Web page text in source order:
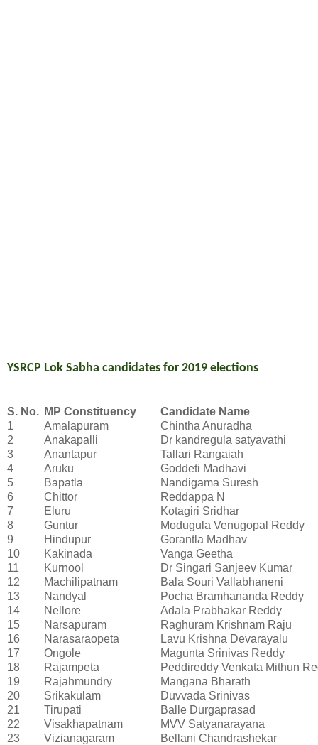
YSRCP Lok Sabha candidates for 2019 elections
S. No. MP Constituency
Candidate Name
1
Amalapuram
Chintha Anuradha
2
Anakapalli
Dr kandregula satyavathi
3
Anantapur
Tallari Rangaiah
4
Aruku
Goddeti Madhavi
5
Bapatla
Nandigama Suresh
6
Chittor
Reddappa N
7
Eluru
Kotagiri Sridhar
8
Guntur
Modugula Venugopal Reddy
9
Hindupur
Gorantla Madhav
10
Kakinada
Vanga Geetha
11
Kurnool
Dr Singari Sanjeev Kumar
12
Machilipatnam
Bala Souri Vallabhaneni
13
Nandyal
Pocha Bramhananda Reddy
14
Nellore
Adala Prabhakar Reddy
15
Narsapuram
Raghuram Krishnam Raju
16
Narasaraopeta
Lavu Krishna Devarayalu
17
Ongole
Magunta Srinivas Reddy
18
Rajampeta
Peddireddy Venkata Mithun
19
Rajahmundry
Mangana Bharath
20
Srikakulam
Duvvada Srinivas
21
Tirupati
Balle Durgaprasad
22
Visakhapatnam
MVV Satyanarayana
23
Vizianagaram
Bellani Chandrashekar